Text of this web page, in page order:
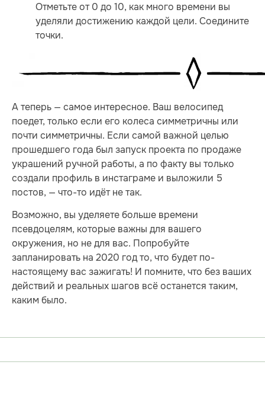
Отметьте от 0 до 10, как много времени вы
уделяли достижению каждой цели. Соедините
точки.
А теперь — самое интересное. Ваш велосипед
поедет, только если его колеса симметричны или
почти симметричны. Если самой важной целью
прошедшего года был запуск проекта по продаже
украшений ручной работы, а по факту вы только
создали профиль в инстаграме и выложили 5
постов, — что-то идёт не так.
Возможно, вы уделяете больше времени
псевдоцелям, которые важны для вашего
окружения, но не для вас. Попробуйте
запланировать на 2020 год то, что будет по-
настоящему вас зажигать! И помните, что без ваших
действий и реальных шагов всё останется таким,
каким было.